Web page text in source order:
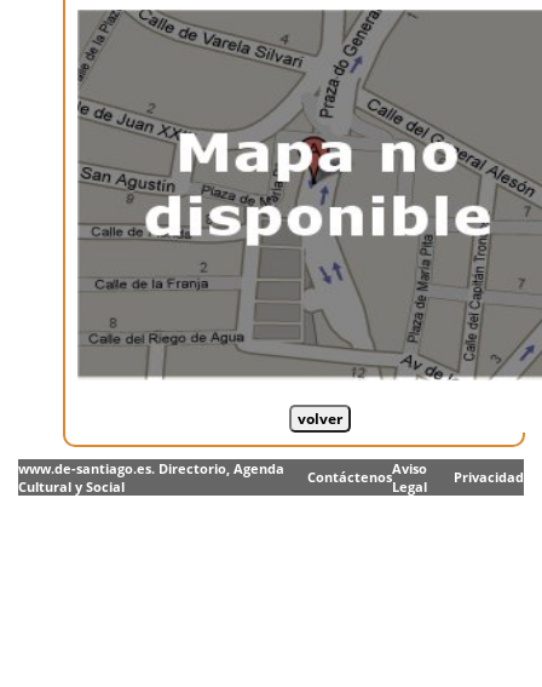
www.de-santiago.es. Directorio, Agenda
Cultural y Social
ContáctenosAviso
Legal
Privacidad